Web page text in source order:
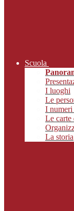
Scuola
I luoghi
Le
I numeri
Le carte
La storia